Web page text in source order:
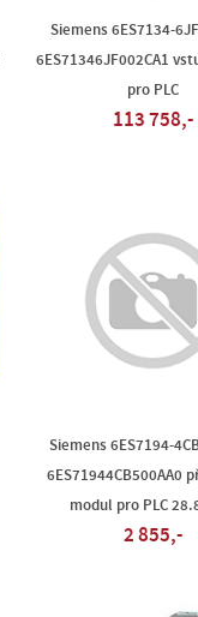
Siemens 6ES7134-
6ES71346JF002CA1
pro PLC
113 758,-
Siemens 6ES7194-
6ES71944CB500AA0
modul pro PLC
2 855,-